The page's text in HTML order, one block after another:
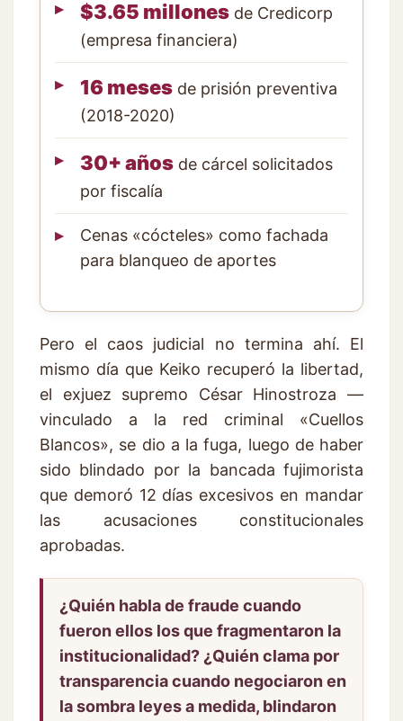
$3.65 millones de Credicorp
(empresa financiera)
16 meses de prisión preventiva
(2018-2020)
30+ años de cárcel solicitados
por fiscalía
Cenas «cócteles» como fachada
para blanqueo de aportes
Pero el caos judicial no termina ahí. El
mismo día que Keiko recuperó la libertad,
el exjuez supremo César Hinostroza —
vinculado a la red criminal «Cuellos
Blancos», se dio a la fuga, luego de haber
sido blindado por la bancada fujimorista
que demoró 12 días excesivos en mandar
las acusaciones constitucionales
aprobadas.
¿Quién habla de fraude cuando
fueron ellos los que fragmentaron la
institucionalidad? ¿Quién clama por
transparencia cuando negociaron en
la sombra leyes a medida, blindaron